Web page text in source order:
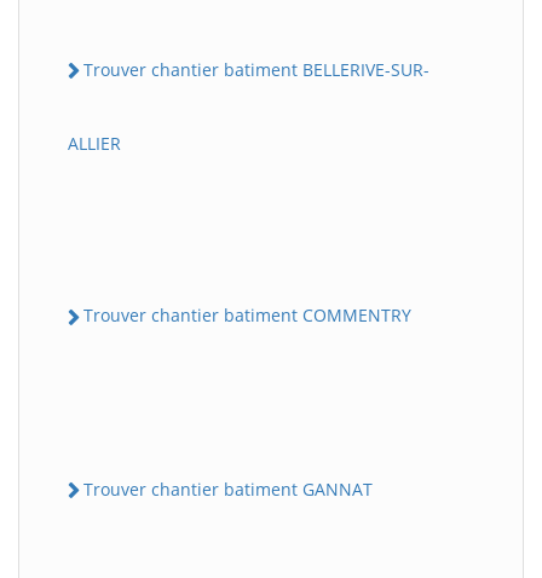
Trouver chantier batiment BELLERIVE-SUR-
ALLIER
Trouver chantier batiment COMMENTRY
Trouver chantier batiment GANNAT